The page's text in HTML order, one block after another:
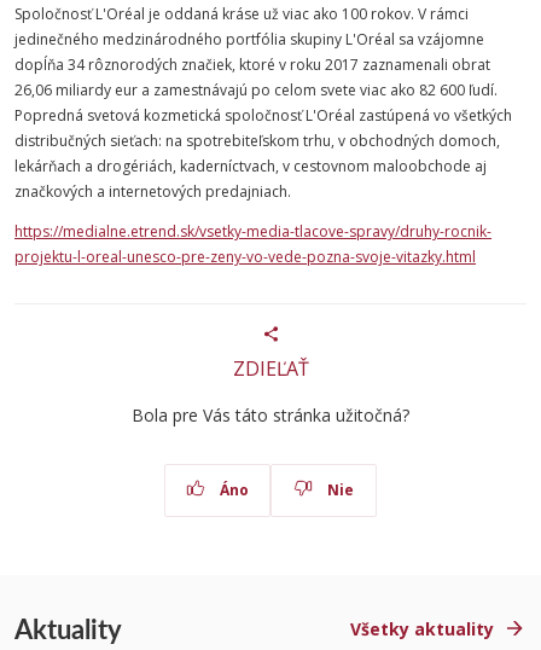
Spoločnosť L'Oréal je oddaná kráse už viac ako 100 rokov. V rámci
jedinečného medzinárodného portfólia skupiny L'Oréal sa vzájomne
dopĺňa 34 rôznorodých značiek, ktoré v roku 2017 zaznamenali obrat
26,06 miliardy eur a zamestnávajú po celom svete viac ako 82 600 ľudí.
Popredná svetová kozmetická spoločnosť L'Oréal zastúpená vo všetkých
distribučných sieťach: na spotrebiteľskom trhu, v obchodných domoch,
lekárňach a drogériách, kaderníctvach, v cestovnom maloobchode aj
značkových a internetových predajniach.
https://medialne.etrend.sk/vsetky-media-tlacove-spravy/druhy-rocnik-
projektu-l-oreal-unesco-pre-zeny-vo-vede-pozna-svoje-vitazky.html
ZDIEĽAŤ
Bola pre Vás táto stránka užitočná?
Áno Nie
Aktuality Všetky aktuality